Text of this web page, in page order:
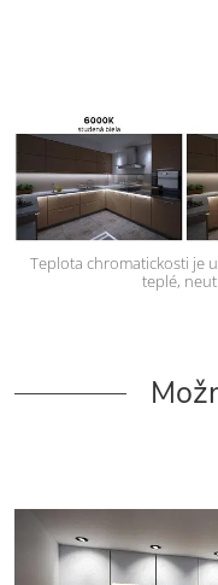
Teplota chromatickosti je
teplé,